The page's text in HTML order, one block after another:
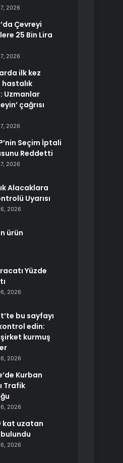
2026
Çevreyi
25 Bin Lira
2026
ilk kez
hastalık
Uzmanlar
çağrısı
2026
Seçim İptali
Reddetti
2026
Alacaklara
Uyarısı
2026
ürün
Yüzde
2026
bu sayfayı
edin:
şirket kurmuş
2026
Kurban
Trafik
2026
kat uzatan
2026